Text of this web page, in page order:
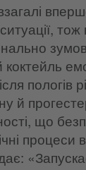
тож
коктейль
пологів
й
що
процеси